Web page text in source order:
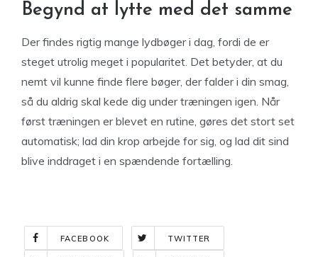
Begynd at lytte med det samme
Der findes rigtig mange lydbøger i dag, fordi de er
steget utrolig meget i popularitet. Det betyder, at du
nemt vil kunne finde flere bøger, der falder i din smag,
så du aldrig skal kede dig under træningen igen. Når
først træningen er blevet en rutine, gøres det stort set
automatisk; lad din krop arbejde for sig, og lad dit sind
blive inddraget i en spændende fortælling.
FACEBOOK TWITTER